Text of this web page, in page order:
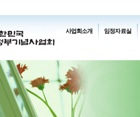
사업회소개 임정자료실